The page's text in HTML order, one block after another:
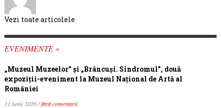
Vezi toate articolele
EVENIMENTE »
„Muzeul Muzeelor” și „Brâncuși. Sindromul”, două
expoziții-eveniment la Muzeul Național de Artă al
României
11 iunie 2026 /fără comentarii